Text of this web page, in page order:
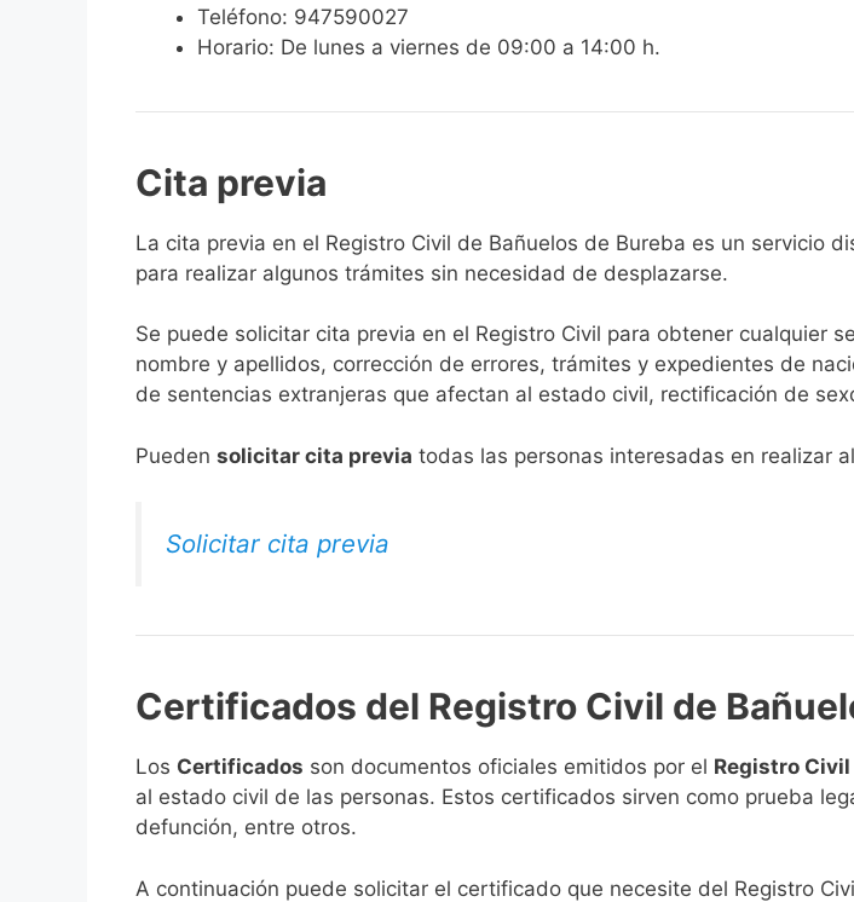
Teléfono: 947590027
Horario: De lunes a viernes de 09:00 a 14:00 h.
Cita previa
​​​​​​​​​​​​​​​​​​​​​​​​​​​​La cita previa en el Registro Civil de Bañuelos de Bureba es un servicio
para realizar algunos trámites sin necesidad de desplazarse.​
Se puede solicitar cita previa en el Registro Civil para obtener cualquier
nombre y apellidos, corrección de errores, trámites y expedientes de
de sentencias extranjeras que afectan al estado civil, rectificación de
​Pueden solicitar cita previa todas las personas interesadas en realizar
Solicitar cita previa
Certificados del Registro Civil de
Los Certificados son documentos oficiales emitidos por el Registro Civil
al estado civil de las personas. Estos certificados sirven como prueba
defunción, entre otros.
A continuación puede solicitar el certificado que necesite del Registro